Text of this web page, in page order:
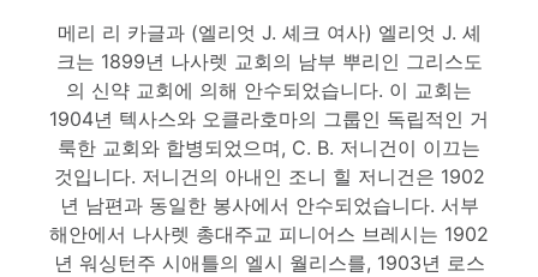
메리 리 카글과 (엘리엇 J. 셰크 여사) 엘리엇 J. 셰
크는 1899년 나사렛 교회의 남부 뿌리인 그리스도
의 신약 교회에 의해 안수되었습니다. 이 교회는
1904년 텍사스와 오클라호마의 그룹인 독립적인 거
룩한 교회와 합병되었으며, C. B. 저니건이 이끄는
것입니다. 저니건의 아내인 조니 힐 저니건은 1902
년 남편과 동일한 봉사에서 안수되었습니다. 서부
해안에서 나사렛 총대주교 피니어스 브레시는 1902
년 워싱턴주 시애틀의 엘시 월리스를, 1903년 로스